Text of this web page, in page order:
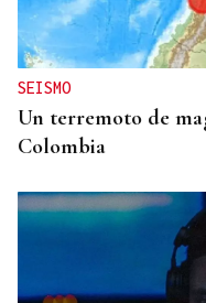
SEISMO
Un terremoto de
Colombia